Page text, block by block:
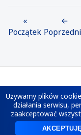
«
Początek
←
©2026Lokalno.pl.
Właściciel: ROXMAT
Śląskie. Kontakt:
Polityka prywatności
Używamy plików
działania serwisu,
zaakceptować